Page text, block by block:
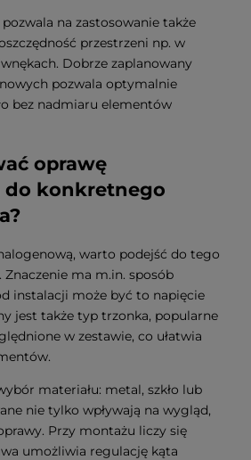
na zastosowanie także
przestrzeni np. w
Dobrze zaplanowany
pozwala optymalnie
bez nadmiaru elementów
oprawę
do konkretnego
warto podejść do tego
Znaczenie ma m.in. sposób
instalacji może być to napięcie
jest także typ trzonka, popularne
w zestawie, co ułatwia
materiału: metal, szkło lub
nie tylko wpływają na wygląd,
Przy montażu liczy się
umożliwia regulację kąta